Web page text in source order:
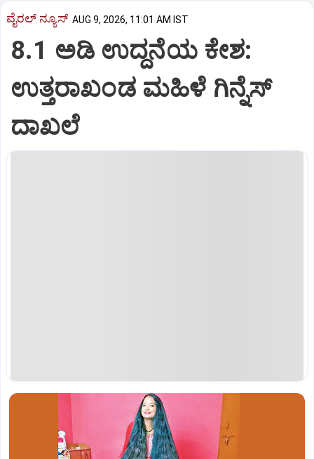
ವೈರಲ್ ನ್ಯೂಸ್ AUG 9, 2026, 11:01 AM IST
8.1 ಅಡಿ ಉದ್ದನೆಯ ಕೇಶ:
ಉತ್ತರಾಖಂಡ ಮಹಿಳೆ ಗಿನ್ನೆಸ್‌
ದಾಖಲೆ